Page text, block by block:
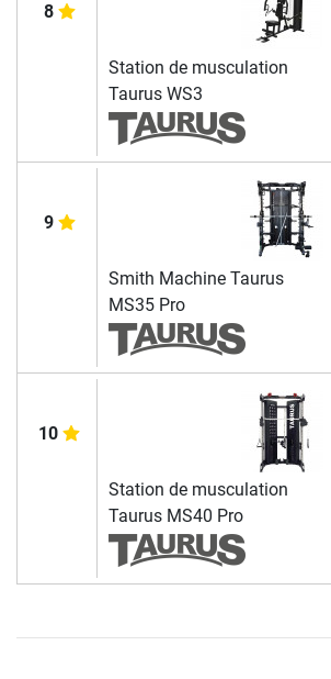
8
Station de musculation
Taurus WS3
9
Smith Machine Taurus
MS35 Pro
10
Station de musculation
Taurus MS40 Pro